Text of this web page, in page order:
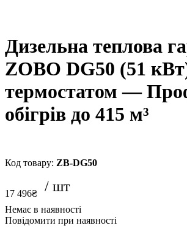
Дизельна теплова
ZOBO DG50 (51
термостатом —
обігрів до 415 м³
ZB-DG50
17 496₴
Повідомити при наявності